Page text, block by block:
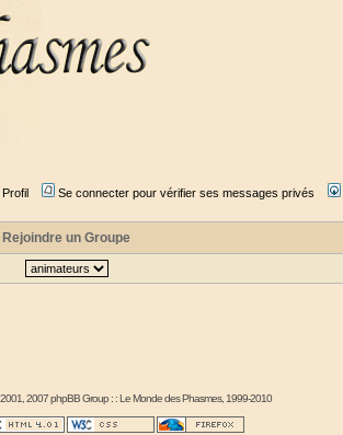
Profil Se connecter pour vérifier ses messages privés
Rejoindre un Groupe
2007 phpBB Group : :Le Monde des Phasmes, 1999-2010